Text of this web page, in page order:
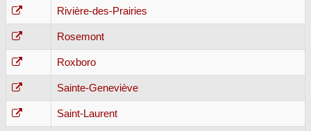
Rivière-des-Prairies
Rosemont
Roxboro
Sainte-Geneviève
Saint-Laurent